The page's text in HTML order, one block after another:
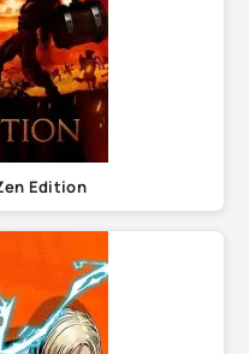
Edition